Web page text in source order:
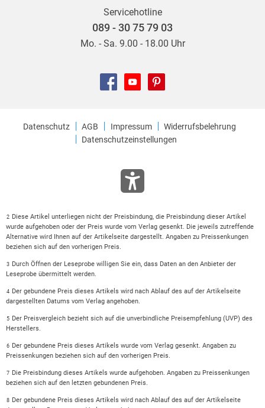
Servicehotline
089 - 30 75 79 03
Mo. - Sa. 9.00 - 18.00 Uhr
Datenschutz AGB Impressum
Widerrufsbelehrung
Datenschutzeinstellungen
2 Diese Artikel unterliegen nicht der Preisbindung, die Preisbindung dieser Artikel
wurde aufgehoben oder der Preis wurde vom Verlag gesenkt. Die jeweils zutreffende
Alternative wird Ihnen auf der Artikelseite dargestellt. Angaben zu Preissenkungen
beziehen sich auf den vorherigen Preis.
3 Durch Öffnen der Leseprobe willigen Sie ein, dass Daten an den Anbieter der
Leseprobe übermittelt werden.
4 Der gebundene Preis dieses Artikels wird nach Ablauf des auf der Artikelseite
dargestellten Datums vom Verlag angehoben.
5 Der Preisvergleich bezieht sich auf die unverbindliche Preisempfehlung (UVP) des
Herstellers.
6 Der gebundene Preis dieses Artikels wurde vom Verlag gesenkt. Angaben zu
Preissenkungen beziehen sich auf den vorherigen Preis.
7 Die Preisbindung dieses Artikels wurde aufgehoben. Angaben zu Preissenkungen
beziehen sich auf den letzten gebundenen Preis.
8 Der gebundene Preis dieses Artikels wird nach Ablauf des auf der Artikelseite